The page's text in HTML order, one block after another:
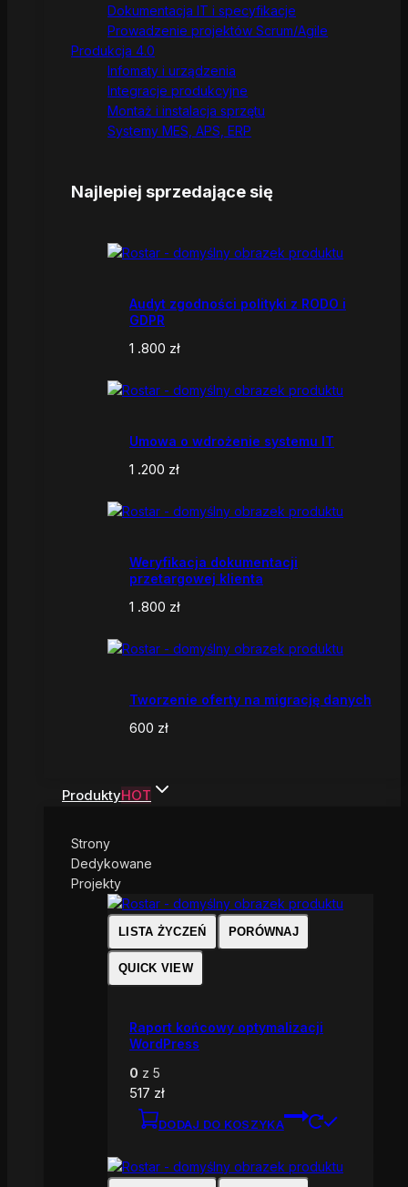
Dokumentacja IT i specyfikacje
Prowadzenie projektów Scrum/Agile
Produkcja 4.0
Infomaty i urządzenia
Integracje produkcyjne
Montaż i instalacja sprzętu
Systemy MES, APS, ERP
Najlepiej sprzedające się
Audyt zgodności polityki z RODO i
GDPR
1 .800 zł
Umowa o wdrożenie systemu IT
1 .200 zł
Weryfikacja dokumentacji
przetargowej klienta
1 .800 zł
Tworzenie oferty na migrację danych
600 zł
ProduktyHOT
Strony
Dedykowane
Projekty
LISTA ŻYCZEŃ PORÓWNAJ
QUICK VIEW
Raport końcowy optymalizacji
WordPress
0 z 5
517 zł
DODAJ DO KOSZYKA